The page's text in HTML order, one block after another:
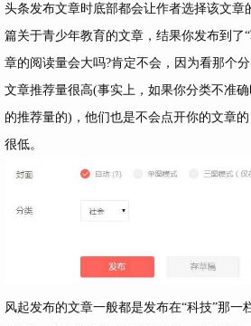
头条发布文章时底部都会让作者选择该文章
篇关于青少年教育的文章，结果你发布到了
章的阅读量会大吗?肯定不会，因为看那个
文章推荐量很高(事实上，如果你分类不准
的推荐量的)，他们也是不会点开你的文章
很低。
风起发布的文章一般都是发布在“科技”那一